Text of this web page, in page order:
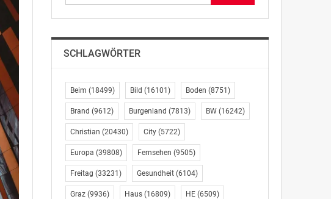
SCHLAGWÖRTER
Beim (18499) Bild (16101) Boden (8751)
Brand (9612) Burgenland (7813) BW(16242)
Christian (20430) City(5722)
Europa (39808) Fernsehen (9505)
Freitag (33231) Gesundheit(6104)
Graz(9936) Haus(16809) HE(6509)